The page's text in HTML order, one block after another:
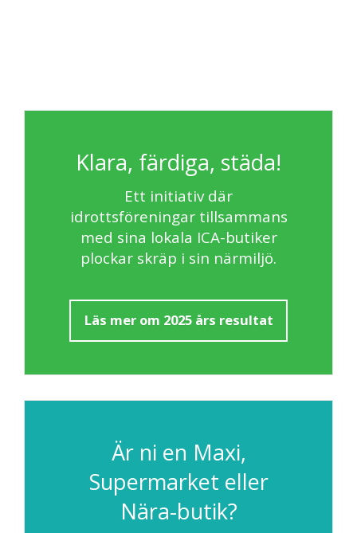
Klara, färdiga, städa!
Ett initiativ där
idrottsföreningar tillsammans
med sina lokala ICA-butiker
plockar skräp i sin närmiljö.
Läs mer om 2025 års resultat
Är ni en Maxi,
Supermarket eller
Nära-butik?